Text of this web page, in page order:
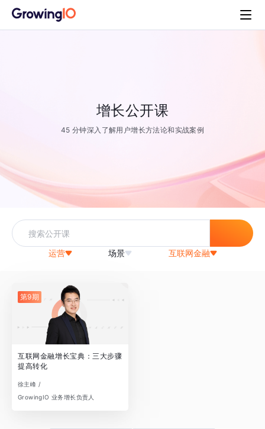
增长公开课
45 分钟深入了解用户增长方法论和实战案例
运营 场景 互联网金融
第9期
互联网金融增长宝典：三大步骤
提高转化
徐主峰 /
GrowingIO 业务增长负责人